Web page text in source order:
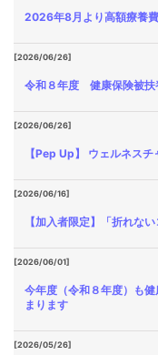
2026年8月より高額療養
[2026/06/26]
令和８年度 健康保険被扶
[2026/06/26]
【Pep Up】 ウェルネス
[2026/06/16]
【加入者限定】「折れな
[2026/06/01]
今年度（令和８年度）も
まります
[2026/05/26]